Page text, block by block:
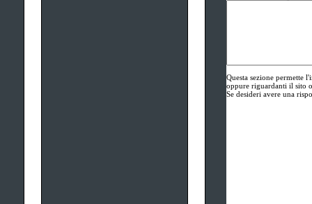
Questa sezione permette
oppure riguardanti il sito
Se desideri avere una